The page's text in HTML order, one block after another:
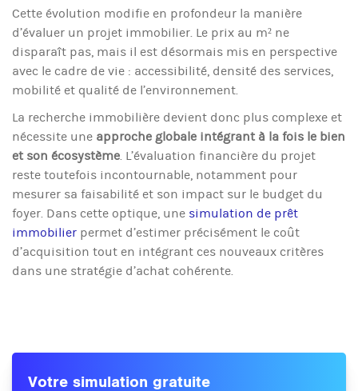
Cette évolution modifie en profondeur la manière
d’évaluer un projet immobilier. Le prix au m² ne
disparaît pas, mais il est désormais mis en perspective
avec le cadre de vie : accessibilité, densité des services,
mobilité et qualité de l’environnement.
La recherche immobilière devient donc plus complexe et
nécessite une approche globale intégrant à la fois le bien
et son écosystème. L’évaluation financière du projet
reste toutefois incontournable, notamment pour
mesurer sa faisabilité et son impact sur le budget du
foyer. Dans cette optique, une simulation de prêt
immobilier permet d’estimer précisément le coût
d’acquisition tout en intégrant ces nouveaux critères
dans une stratégie d’achat cohérente.
Votre simulation gratuite